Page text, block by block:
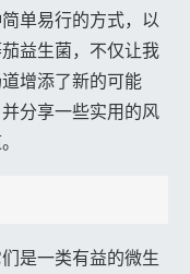
单易行的方式，以
益生菌，不仅让我
增添了新的可能
分享一些实用的风
是一类有益的微生